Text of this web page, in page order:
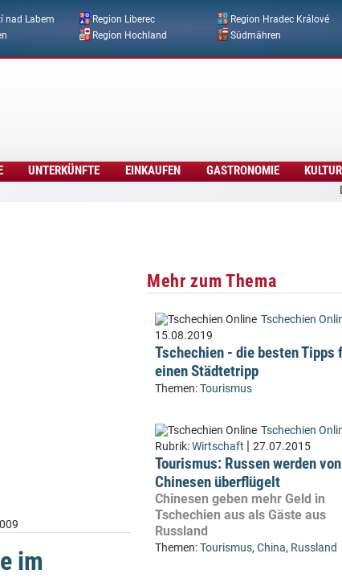
Direkt zum Inhalt
nad Labem Region Liberec Region Hradec Králové
Region Hochland Südmähren
UNTERKÜNFTE EINKAUFEN GASTRONOMIE KULTUR
im
Mehr zum Thema
Tschechien
15.08.2019
Tschechien - die besten Tipps
einen Städtetripp
Themen:Tourismus
Tschechien
Rubrik:Wirtschaft | 27.07.2015
Tourismus: Russen werden von
Chinesen überflügelt
Chinesen geben mehr Geld in
Tschechien aus als Gäste aus
Russland
Themen:Tourismus, China, Russland